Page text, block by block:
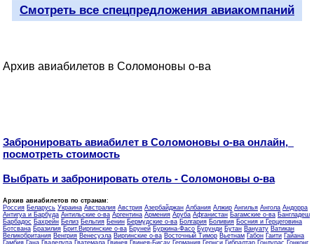
Смотреть все спецпредложения авиакомпаний
Архив авиабилетов в Соломоновы о-ва
Забронировать авиабилет в Соломоновы о-ва онлайн,
посмотреть стоимость
Выбрать и забронировать отель - Соломоновы о-ва
Архив авиабилетов по странам:
Россия Беларусь Украина Австралия Австрия Азербайджан Албания Алжир Ангилья Ангола Андорра
Антигуа и Барбуда Антильские о-ва Аргентина Армения Аруба Афганистан Багамские о-ва Бангладеш
Барбадос Бахрейн Белиз Бельгия Бенин Бермудские о-ва Болгария Боливия Босния и Герцеговина
Ботсвана Бразилия Брит.Виргинские о-ва Бруней Буркина-Фасо Бурунди Бутан Вануату Ватикан
Великобритания Венгрия Венесуэла Виргинские о-ва Восточный Тимор Вьетнам Габон Гаити Гайана
Гамбия Гана Гваделупа Гватемала Гвинея Гвинея-Бисау Германия Гернси Гибралтар Гондурас Гонконг